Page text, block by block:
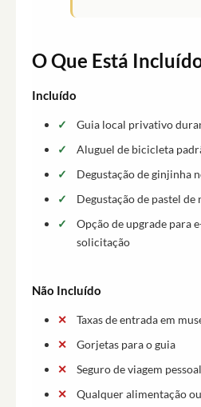
O Que Está
Incluído
Guia local privativo
Aluguel de bicicleta
Degustação de ginjinha
Degustação de pastel de
Opção de upgrade para
solicitação
Não Incluído
Taxas de entrada em
Gorjetas para o guia
Seguro de viagem pessoal
Qualquer alimentação